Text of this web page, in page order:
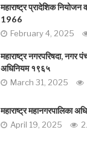
महाराष्ट्र प्रादेशिक
1966
February 4, 2025
महाराष्ट्र नगरपरिषदा, नगर
अधिनियम १९६५
March 31, 2025
महाराष्ट्र महानगरपालिका
April 19, 2025